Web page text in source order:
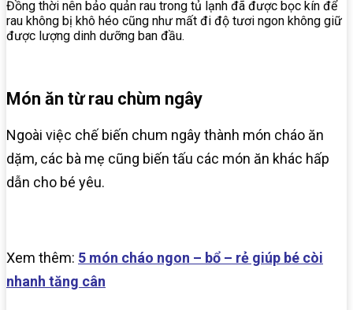
Đồng thời nên bảo quản rau trong tủ lạnh đã được bọc kín để
rau không bị khô héo cũng như mất đi độ tươi ngon không giữ
được lượng dinh dưỡng ban đầu.
Món ăn từ rau chùm ngây
Ngoài việc chế biến chum ngây thành món cháo ăn
dặm, các bà mẹ cũng biến tấu các món ăn khác hấp
dẫn cho bé yêu.
Xem thêm: 5 món cháo ngon – bổ – rẻ giúp bé còi
nhanh tăng cân